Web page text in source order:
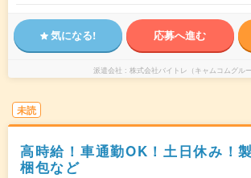
気になる! 応募へ進む
派遣会社 株式会社バイトレ（キャムコムグルー
未読
高時給！車通勤OK！土日休み！製
梱包など